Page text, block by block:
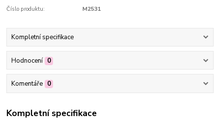
Číslo produktu: M2531
Kompletní specifikace
Hodnocení 0
Komentáře 0
Kompletní specifikace